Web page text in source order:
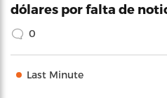
dólares por falta de
0
Last Minute